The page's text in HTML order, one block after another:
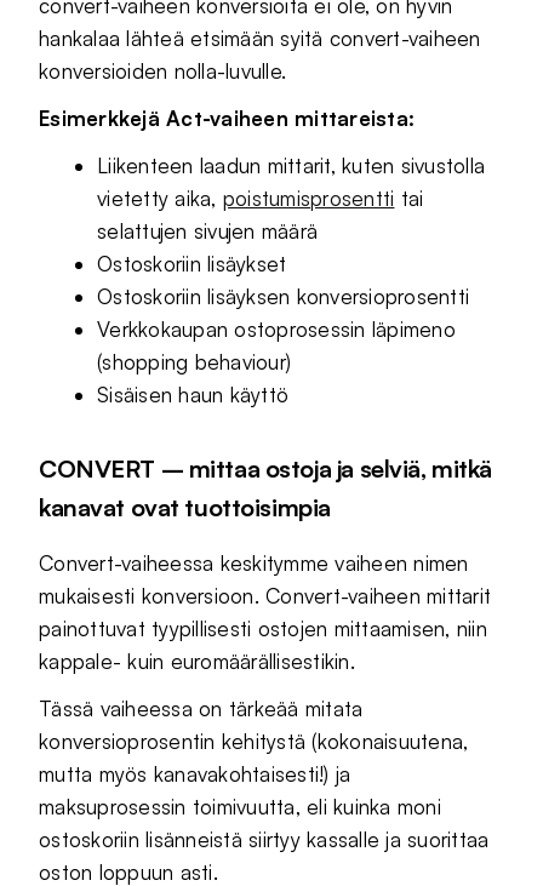
convert-vaiheen konversioita ei ole, on hyvin
hankalaa lähteä etsimään syitä convert-vaiheen
konversioiden nolla-luvulle.
Esimerkkejä Act-vaiheen mittareista:
Liikenteen laadun mittarit, kuten sivustolla
vietetty aika, poistumisprosentti tai
selattujen sivujen määrä
Ostoskoriin lisäykset
Ostoskoriin lisäyksen konversioprosentti
Verkkokaupan ostoprosessin läpimeno
(shopping behaviour)
Sisäisen haun käyttö
CONVERT – mittaa ostoja ja selviä, mitkä
kanavat ovat tuottoisimpia
Convert-vaiheessa keskitymme vaiheen nimen
mukaisesti konversioon. Convert-vaiheen mittarit
painottuvat tyypillisesti ostojen mittaamisen, niin
kappale- kuin euromäärällisestikin.
Tässä vaiheessa on tärkeää mitata
konversioprosentin kehitystä (kokonaisuutena,
mutta myös kanavakohtaisesti!) ja
maksuprosessin toimivuutta, eli kuinka moni
ostoskoriin lisänneistä siirtyy kassalle ja suorittaa
oston loppuun asti.